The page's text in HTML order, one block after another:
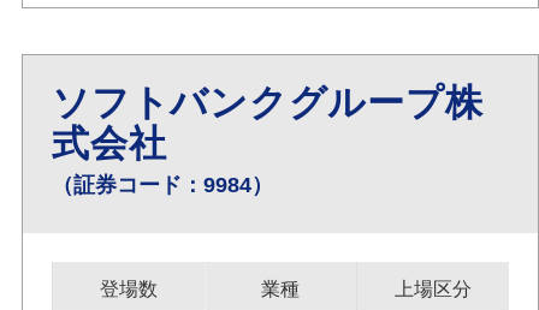
ソフトバンクグループ株
式会社
（証券コード：9984）
登場数 業種 上場区分